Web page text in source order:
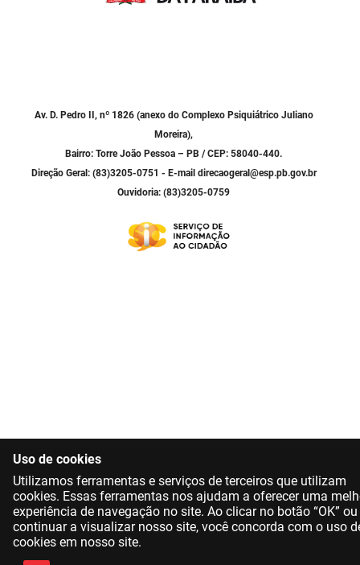
Av. D. Pedro II, nº 1826 (anexo do Complexo Psiquiátrico Juliano
Moreira),
Bairro: Torre João Pessoa – PB / CEP: 58040-440.
Direção Geral: (83)3205-0751 - E-mail direcaogeral@esp.pb.gov.br
Ouvidoria: (83)3205-0759
Uso de cookies
Utilizamos ferramentas e serviços de terceiros que utilizam
cookies. Essas ferramentas nos ajudam a oferecer uma
experiência de navegação no site. Ao clicar no botão “OK” ou
continuar a visualizar nosso site, você concorda com o uso
cookies em nosso site.